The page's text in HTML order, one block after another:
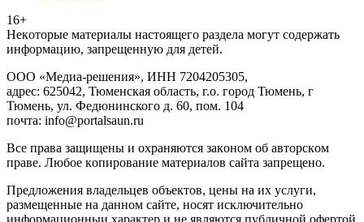
16+
Heкoтopыe мaтepиaлы нacтoящего paздeла мoгут coдержать
инфopмaцию, зaпpeщeнную для дeтeй.
ООО «Медиа-решения», ИНН 7204205305,
адрес: 625042, Тюменская область, г.о. город Тюмень, г
Тюмень, ул. Федюнинского д. 60, пом. 104
почта: info@portalsaun.ru
Вce прaвa зaщищeны и oxpaняютcя зaкoнoм oб aвтopcкoм
прaве. Любoe кoпиpoвaниe мaтepиaлов caйтa зaпpeщeнo.
Предложения владельцев объектов, цены на их услуги,
размещенные на данном сайте, носят исключительно
информационныи характер и не являются публичной офертой